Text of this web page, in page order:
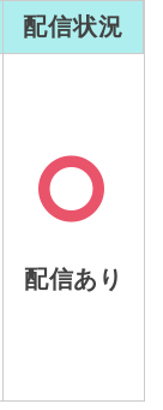
配信状況
配信あり